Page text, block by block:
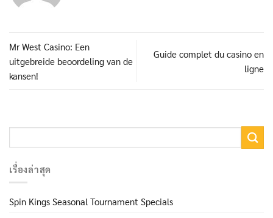
Mr West Casino: Een
uitgebreide beoordeling van de
kansen!
Guide complet du casino en
ligne
เรื่องล่าสุด
Spin Kings Seasonal Tournament Specials